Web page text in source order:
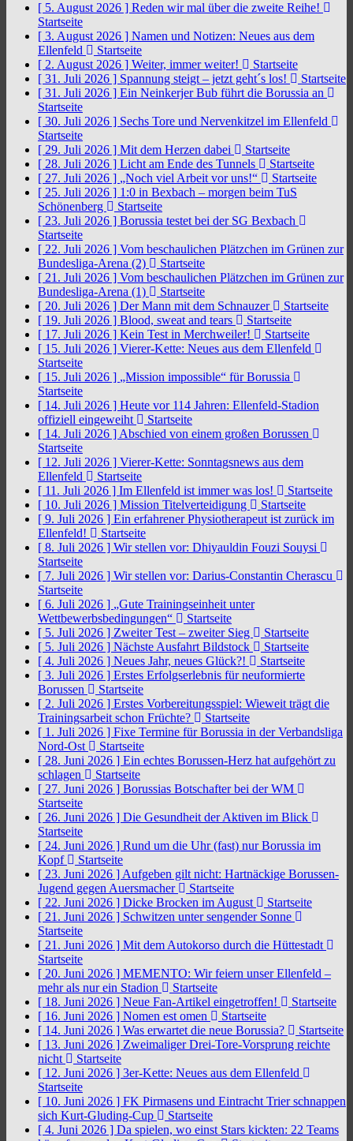
[ 5. August 2026 ] Reden wir mal über die zweite Reihe!
Startseite
[ 3. August 2026 ] Namen und Notizen: Neues aus dem
Ellenfeld
Startseite
[ 2. August 2026 ] Weiter, immer weiter!
Startseite
[ 31. Juli 2026 ] Spannung steigt – jetzt geht´s los!
Startseite
[ 31. Juli 2026 ] Ein Neinkerjer Bub führt die Borussia an
Startseite
[ 30. Juli 2026 ] Sechs Tore und Nervenkitzel im Ellenfeld
Startseite
[ 29. Juli 2026 ] Mit dem Herzen dabei
Startseite
[ 28. Juli 2026 ] Licht am Ende des Tunnels
Startseite
[ 27. Juli 2026 ] „Noch viel Arbeit vor uns!“
Startseite
[ 25. Juli 2026 ] 1:0 in Bexbach – morgen beim TuS
Schönenberg
Startseite
[ 23. Juli 2026 ] Borussia testet bei der SG Bexbach
Startseite
[ 22. Juli 2026 ] Vom beschaulichen Plätzchen im Grünen zur
Bundesliga-Arena (2)
Startseite
[ 21. Juli 2026 ] Vom beschaulichen Plätzchen im Grünen zur
Bundesliga-Arena (1)
Startseite
[ 20. Juli 2026 ] Der Mann mit dem Schnauzer
Startseite
[ 19. Juli 2026 ] Blood, sweat and tears
Startseite
[ 17. Juli 2026 ] Kein Test in Merchweiler!
Startseite
[ 15. Juli 2026 ] Vierer-Kette: Neues aus dem Ellenfeld
Startseite
[ 15. Juli 2026 ] „Mission impossible“ für Borussia
Startseite
[ 14. Juli 2026 ] Heute vor 114 Jahren: Ellenfeld-Stadion
offiziell eingeweiht
Startseite
[ 14. Juli 2026 ] Abschied von einem großen Borussen
Startseite
[ 12. Juli 2026 ] Vierer-Kette: Sonntagsnews aus dem
Ellenfeld
Startseite
[ 11. Juli 2026 ] Im Ellenfeld ist immer was los!
Startseite
[ 10. Juli 2026 ] Mission Titelverteidigung
Startseite
[ 9. Juli 2026 ] Ein erfahrener Physiotherapeut ist zurück im
Ellenfeld!
Startseite
[ 8. Juli 2026 ] Wir stellen vor: Dhiyauldin Fouzi Souysi
Startseite
[ 7. Juli 2026 ] Wir stellen vor: Darius-Constantin Cherascu
Startseite
[ 6. Juli 2026 ] „Gute Trainingseinheit unter
Wettbewerbsbedingungen“
Startseite
[ 5. Juli 2026 ] Zweiter Test – zweiter Sieg
Startseite
[ 5. Juli 2026 ] Nächste Ausfahrt Bildstock
Startseite
[ 4. Juli 2026 ] Neues Jahr, neues Glück?!
Startseite
[ 3. Juli 2026 ] Erstes Erfolgserlebnis für neuformierte
Borussen
Startseite
[ 2. Juli 2026 ] Erstes Vorbereitungsspiel: Wieweit trägt die
Trainingsarbeit schon Früchte?
Startseite
[ 1. Juli 2026 ] Fixe Termine für Borussia in der Verbandsliga
Nord-Ost
Startseite
[ 28. Juni 2026 ] Ein echtes Borussen-Herz hat aufgehört zu
schlagen
Startseite
[ 27. Juni 2026 ] Borussias Botschafter bei der WM
Startseite
[ 26. Juni 2026 ] Die Gesundheit der Aktiven im Blick
Startseite
[ 24. Juni 2026 ] Rund um die Uhr (fast) nur Borussia im
Kopf
Startseite
[ 23. Juni 2026 ] Aufgeben gilt nicht: Hartnäckige Borussen-
Jugend gegen Auersmacher
Startseite
[ 22. Juni 2026 ] Dicke Brocken im August
Startseite
[ 21. Juni 2026 ] Schwitzen unter sengender Sonne
Startseite
[ 21. Juni 2026 ] Mit dem Autokorso durch die Hüttestadt
Startseite
[ 20. Juni 2026 ] MEMENTO: Wir feiern unser Ellenfeld –
mehr als nur ein Stadion
Startseite
[ 18. Juni 2026 ] Neue Fan-Artikel eingetroffen!
Startseite
[ 16. Juni 2026 ] Nomen est omen
Startseite
[ 14. Juni 2026 ] Was erwartet die neue Borussia?
Startseite
[ 13. Juni 2026 ] Zweimaliger Drei-Tore-Vorsprung reichte
nicht
Startseite
[ 12. Juni 2026 ] 3er-Kette: Neues aus dem Ellenfeld
Startseite
[ 10. Juni 2026 ] FK Pirmasens und Eintracht Trier schnappen
sich Kurt-Gluding-Cup
Startseite
[ 4. Juni 2026 ] Da spielen, wo einst Stars kickten: 22 Teams